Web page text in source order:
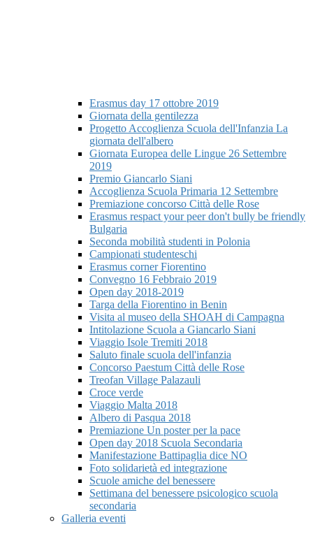
Erasmus day 17 ottobre 2019
Giornata della gentilezza
Progetto Accoglienza Scuola dell'Infanzia La
giornata dell'albero
Giornata Europea delle Lingue 26 Settembre
2019
Premio Giancarlo Siani
Accoglienza Scuola Primaria 12 Settembre
Premiazione concorso Città delle Rose
Erasmus respact your peer don't bully be friendly
Bulgaria
Seconda mobilità studenti in Polonia
Campionati studenteschi
Erasmus corner Fiorentino
Convegno 16 Febbraio 2019
Open day 2018-2019
Targa della Fiorentino in Benin
Visita al museo della SHOAH di Campagna
Intitolazione Scuola a Giancarlo Siani
Viaggio Isole Tremiti 2018
Saluto finale scuola dell'infanzia
Concorso Paestum Città delle Rose
Treofan Village Palazauli
Croce verde
Viaggio Malta 2018
Albero di Pasqua 2018
Premiazione Un poster per la pace
Open day 2018 Scuola Secondaria
Manifestazione Battipaglia dice NO
Foto solidarietà ed integrazione
Scuole amiche del benessere
Settimana del benessere psicologico scuola
secondaria
Galleria eventi